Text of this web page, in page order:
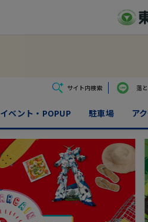
サイト内検索
イベント・POPUP 駐車場 ア
落